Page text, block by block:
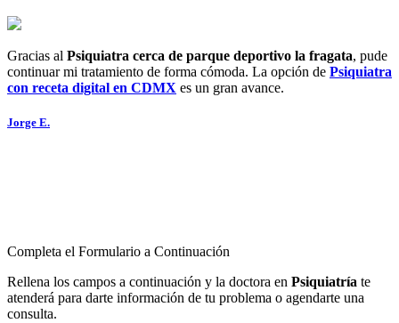
Gracias al Psiquiatra cerca de parque deportivo la fragata, pude
continuar mi tratamiento de forma cómoda. La opción de Psiquiatra
con receta digital en CDMX es un gran avance.
Jorge E.
Completa el Formulario a Continuación
Rellena los campos a continuación y la doctora en Psiquiatría te
atenderá para darte información de tu problema o agendarte una
consulta.